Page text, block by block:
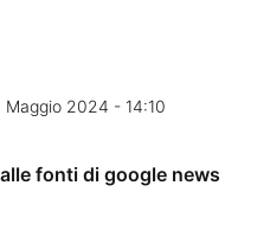
Maggio 2024 - 14:10
fonti di google news